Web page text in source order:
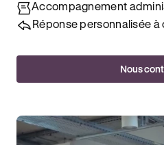
Accompagnement
Réponse personnalisée
Nous